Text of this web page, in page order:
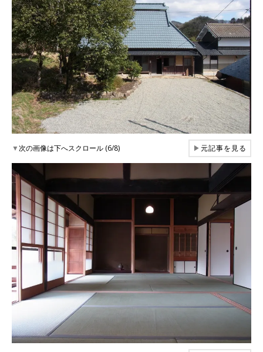
▼次の画像は下へスクロール (6/8) ▶元記事を見る